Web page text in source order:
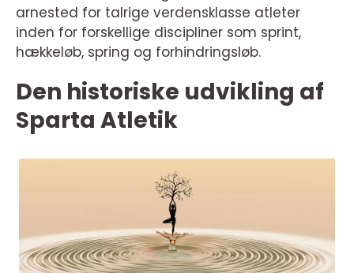
arnested for talrige verdensklasse atleter
inden for forskellige discipliner som sprint,
hækkeløb, spring og forhindringsløb.
Den historiske udvikling af
Sparta Atletik